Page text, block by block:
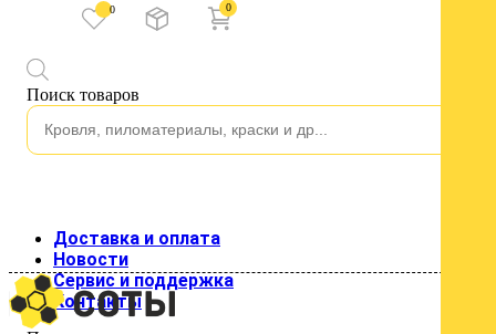
0 0
Поиск товаров
Каталог
Водосток
Изоляция
Строительные пленки
Кровельные материалы
Металлочерепица
Профнастил для кровли
Профнастил стеновой
Доставка и оплата
Новости
Сервис и поддержка
Контакты